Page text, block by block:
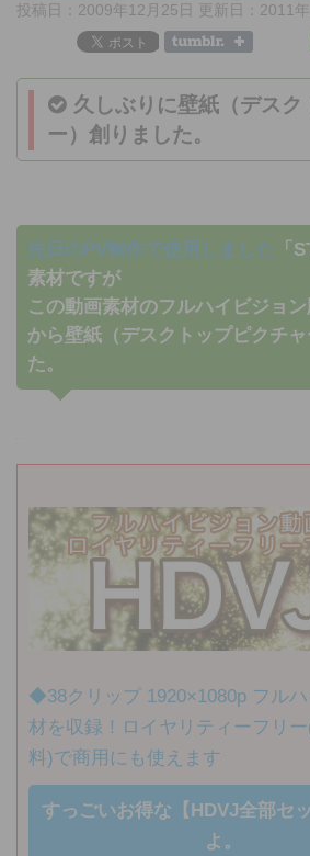
投稿日：2009年12月25日 更新日： 2011
久しぶりに壁紙（デスク
ー）創りました。
先日のPV制作で使用しました
「
素材ですが
この動画素材のフルハイビジョ
から壁紙（デスクトップピクチ
た。
◆38クリップ 1920×1080p フル
材を収録！ロイヤリティーフリ
料)で商用にも使えます
すっごいお得な【HDVJ全部セ
よ。